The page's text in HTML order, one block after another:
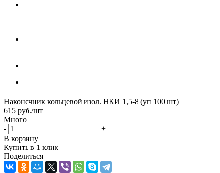
Наконечник кольцевой изол. НКИ 1,5-8 (уп 100 шт)
615 руб./шт
Много
-
+
В корзину
Купить в 1 клик
Поделиться